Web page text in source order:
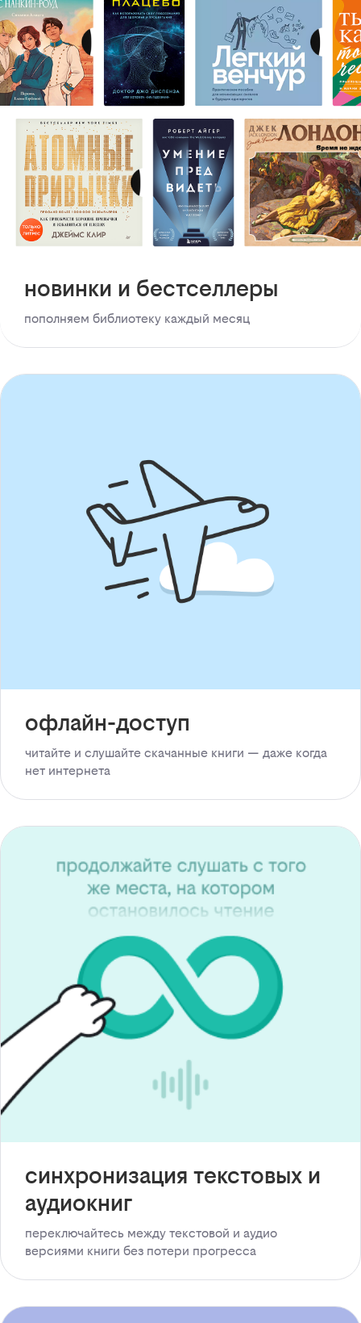
новинки и бестселлеры
пополняем библиотеку каждый месяц
офлайн-доступ
читайте и слушайте скачанные книги — даже когда
нет интернета
синхронизация текстовых и
аудиокниг
переключайтесь между текстовой и аудио
версиями книги без потери прогресса